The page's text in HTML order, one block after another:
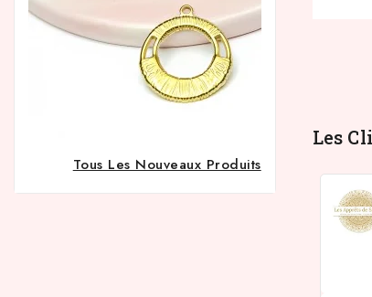
Tous Les Nouveaux Produits
Les